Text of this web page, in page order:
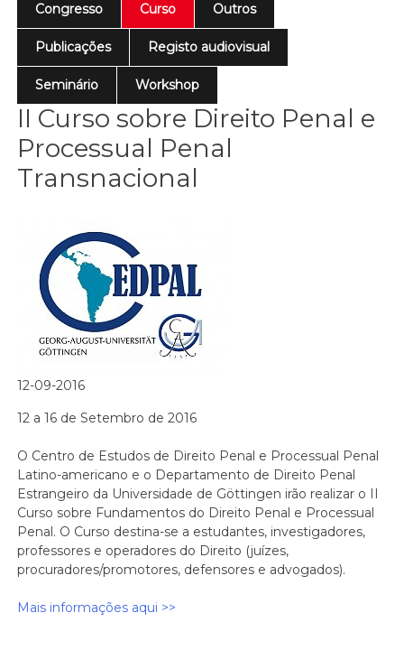
Congresso Curso Outros
Publicações Registo audiovisual
Seminário Workshop
II Curso sobre Direito Penal e
Processual Penal
Transnacional
12-09-2016
12 a 16 de Setembro de 2016
O Centro de Estudos de Direito Penal e Processual Penal
Latino-americano e o Departamento de Direito Penal
Estrangeiro da Universidade de Göttingen irão realizar o II
Curso sobre Fundamentos do Direito Penal e Processual
Penal. O Curso destina-se a estudantes, investigadores,
professores e operadores do Direito (juízes,
procuradores/promotores, defensores e advogados).
Mais informações aqui >>